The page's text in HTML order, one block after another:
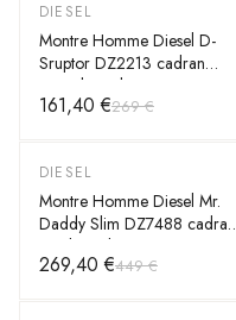
-40%
DIESEL
Montre Homme Diesel D-
Sruptor DZ2213 cadran
taupe bracelet acier
161,40 €269 €
-40%
DIESEL
Montre Homme Diesel Mr.
Daddy Slim DZ7488 cadran
vert bracelet acier
269,40 €449 €